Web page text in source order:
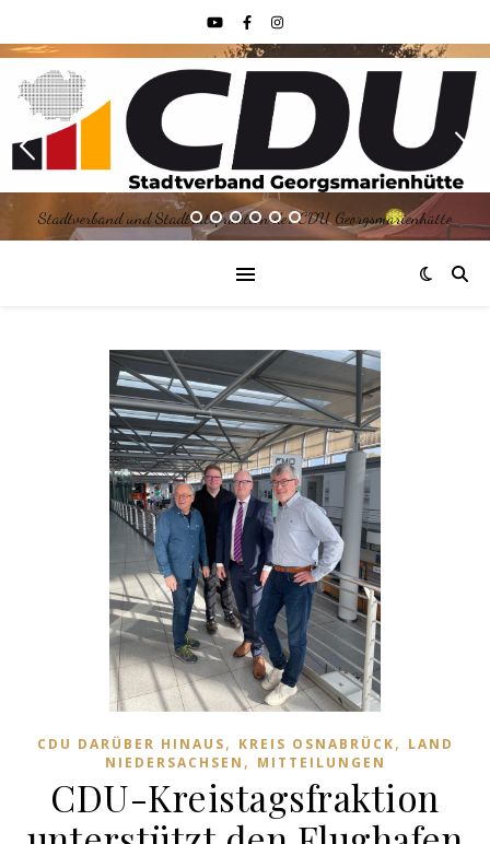
Stadtverband und Stadtratsfraktion der CDU Georgsmarienhütte
CDU DARÜBER HINAUS, KREIS OSNABRÜCK, LAND
NIEDERSACHSEN , MITTEILUNGEN
CDU-Kreistagsfraktion